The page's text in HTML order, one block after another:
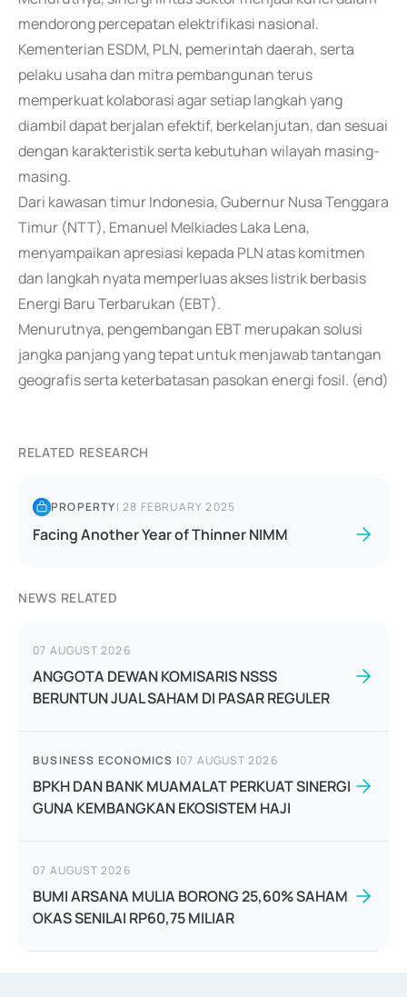
mendorong percepatan elektrifikasi nasional.
Kementerian ESDM, PLN, pemerintah daerah, serta
pelaku usaha dan mitra pembangunan terus
memperkuat kolaborasi agar setiap langkah yang
diambil dapat berjalan efektif, berkelanjutan, dan sesuai
dengan karakteristik serta kebutuhan wilayah masing-
masing.
Dari kawasan timur Indonesia, Gubernur Nusa Tenggara
Timur (NTT), Emanuel Melkiades Laka Lena,
menyampaikan apresiasi kepada PLN atas komitmen
dan langkah nyata memperluas akses listrik berbasis
Energi Baru Terbarukan (EBT).
Menurutnya, pengembangan EBT merupakan solusi
jangka panjang yang tepat untuk menjawab tantangan
geografis serta keterbatasan pasokan energi fosil. (end)
RELATED RESEARCH
PROPERTY|28 FEBRUARY 2025
Facing Another Year of Thinner NIMM
NEWS RELATED
07 AUGUST 2026
ANGGOTA DEWAN KOMISARIS NSSS
BERUNTUN JUAL SAHAM DI PASAR REGULER
BUSINESS ECONOMICS |07 AUGUST 2026
BPKH DAN BANK MUAMALAT PERKUAT SINERGI
GUNA KEMBANGKAN EKOSISTEM HAJI
07 AUGUST 2026
BUMI ARSANA MULIA BORONG 25,60% SAHAM
OKAS SENILAI RP60,75 MILIAR